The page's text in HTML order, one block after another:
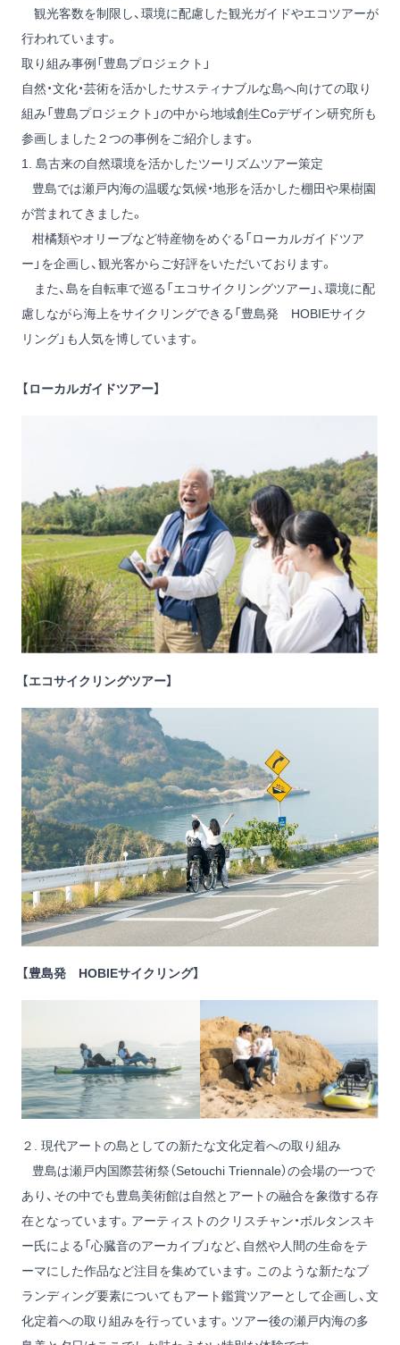
観光客数を制限し、環境に配慮した観光ガイドやエコツアーが
行われています。
取り組み事例「豊島プロジェクト」
自然・文化・芸術を活かしたサスティナブルな島へ向けての取り
組み「豊島プロジェクト」の中から地域創生Coデザイン研究所も
参画しました２つの事例をご紹介します。
1. 島古来の自然環境を活かしたツーリズムツアー策定
豊島では瀬戸内海の温暖な気候・地形を活かした棚田や果樹園
が営まれてきました。
柑橘類やオリーブなど特産物をめぐる「ローカルガイドツア
ー」を企画し、観光客からご好評をいただいております。
また、島を自転車で巡る「エコサイクリングツアー」、環境に配
慮しながら海上をサイクリングできる「豊島発 HOBIEサイク
リング」も人気を博しています。
【ローカルガイドツアー】
【エコサイクリングツアー】
【豊島発 HOBIEサイクリング】
２. 現代アートの島としての新たな文化定着への取り組み
豊島は瀬戸内国際芸術祭（Setouchi Triennale）の会場の一つで
あり、その中でも豊島美術館は自然とアートの融合を象徴する存
在となっています。アーティストのクリスチャン・ボルタンスキ
ー氏による「心臓音のアーカイブ」など、自然や人間の生命をテ
ーマにした作品など注目を集めています。このような新たなブ
ランディング要素についてもアート鑑賞ツアーとして企画し、文
化定着への取り組みを行っています。ツアー後の瀬戸内海の多